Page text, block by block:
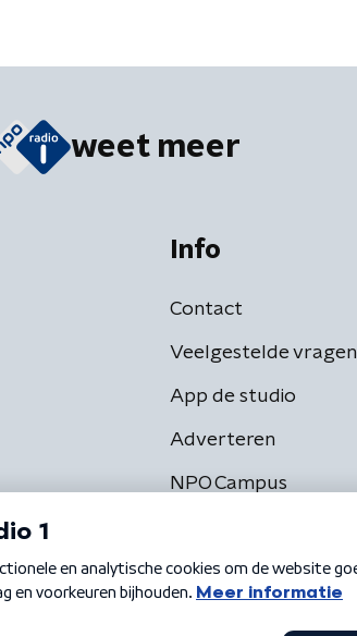
weet meer
Info
Contact
Veelgestelde vragen
App de studio
Adverteren
NPO Campus
Privacybeleid